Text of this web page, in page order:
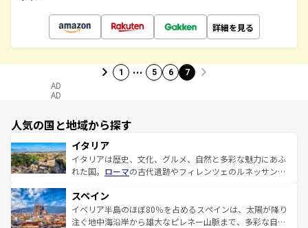
詳細を見る
1 … 5 6 7
AD
AD
人気の国と地域から探す
イタリア
イタリアは歴史、文化、グルメ、自然と多彩な魅力にあふ
れた国。 ローマの古代遺跡やフィレンツェのルネッサンス
ろん、トスカーナの美しい田園風景やアマルフィ海岸の絶
景など、自然景観も見逃せない。観光の合間には、本場の
ピザやパスタなど、絶品のイタリア料理を堪能することも
スペイン
イベリア半島のほぼ80％を占めるスペインは、太陽が降り
注ぐ地中海沿岸から雄大なピレネー山脈まで、多彩な自然